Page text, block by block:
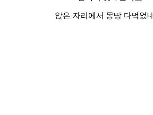
앉은 자리에서 몽땅 다먹었